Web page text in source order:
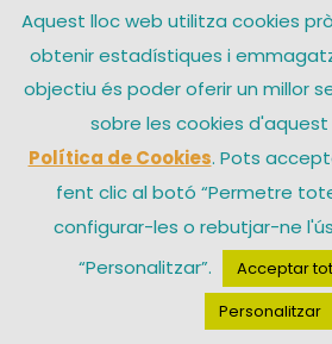
Política de Cookies
Contacte
© 2026 Arxiprestat Santa Coloma de
Aquest lloc web utilitza cookies
obtenir estadístiques i
objectiu és poder oferir un millor
sobre les cookies
Política de Cookies. Pots
fent clic al botó “Permetre
configurar-les o rebutjar-ne
“Personalitzar”.
Acceptar
Personalitzar